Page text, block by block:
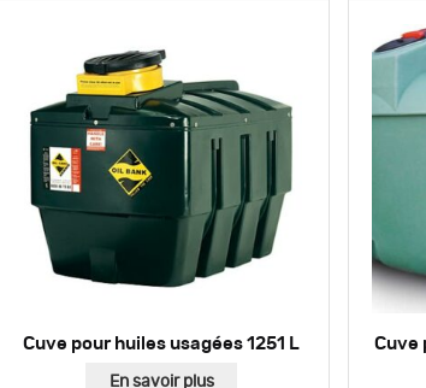
Cuve pour huiles usagées 1251 L
En savoir plus
Cuve